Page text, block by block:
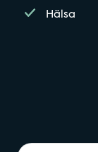
Hälsa